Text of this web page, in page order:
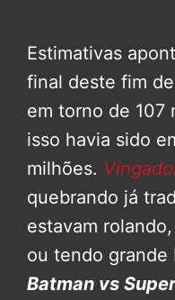
Estimativas
final deste fim
em torno de 107
isso havia sido
milhões.
quebrando já
estavam
ou tendo grande
Batman vs